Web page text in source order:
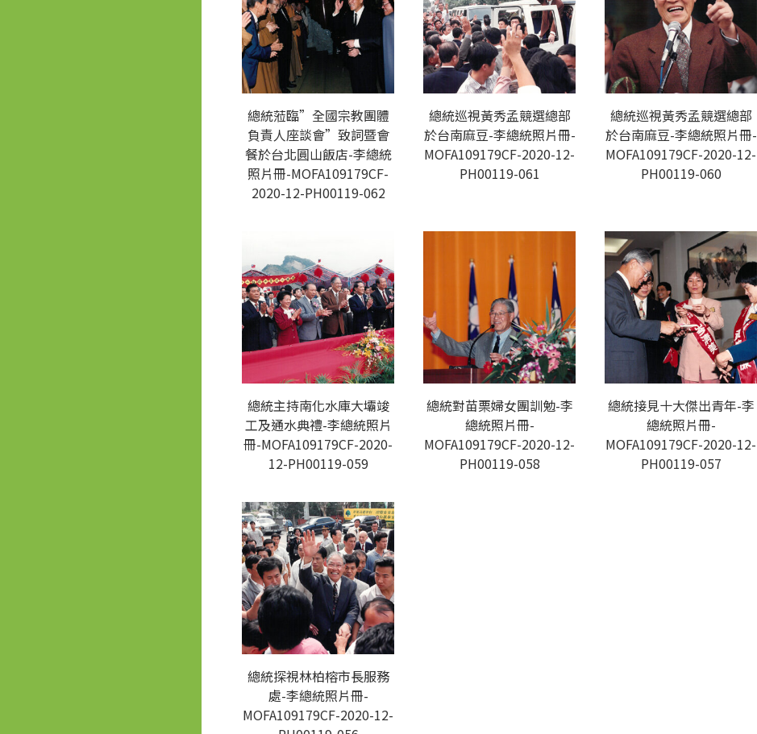
總統蒞臨”全國宗教團體
負責人座談會”致詞暨會
餐於台北圓山飯店-李總統
照片冊-MOFA109179CF-
2020-12-PH00119-062
總統巡視黃秀孟競選總部
於台南麻豆-李總統照片冊-
MOFA109179CF-2020-12-
PH00119-061
總統巡視黃秀孟競選總部
於台南麻豆-李總統照片冊-
MOFA109179CF-2020-12-
PH00119-060
總統主持南化水庫大壩竣
工及通水典禮-李總統照片
冊-MOFA109179CF-2020-
12-PH00119-059
總統對苗栗婦女團訓勉-李
總統照片冊-
MOFA109179CF-2020-12-
PH00119-058
總統接見十大傑出青年-李
總統照片冊-
MOFA109179CF-2020-12-
PH00119-057
總統探視林柏榕市長服務
處-李總統照片冊-
MOFA109179CF-2020-12-